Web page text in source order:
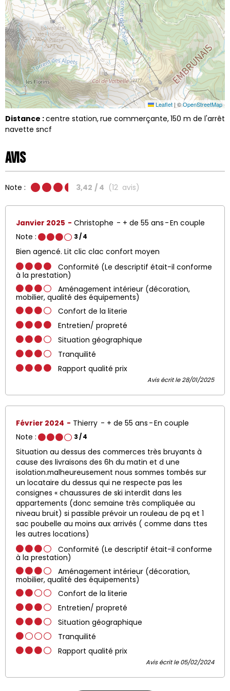
Leaflet | ©OpenStreetMap
Distance :centre station rue commerçante 150 m de l'arrêt
navette sncf
Avis
Note : 3,42 / 4 (12 avis)
Janvier 2025 Christophe + de 55 ans
En couple
Note :
3/ 4
Bien agencé. Lit clic clac confort moyen
Conformité (Le descriptif était-il conforme
à la prestation)
Aménagement intérieur (décoration,
mobilier, qualité des équipements)
Confort de la literie
Entretien/ propreté
Situation géographique
Tranquilité
Rapport qualité prix
Avis écrit le 28/01/2025
Février 2024 Thierry + de 55 ans
En couple
Note :
3/ 4
Situation au dessus des commerces très bruyants à
cause des livraisons des 6h du matin et d une
isolation.malheureusement nous sommes tombés sur
un locataire du dessus qui ne respecte pas les
consignes « chaussures de ski interdit dans les
appartements (donc semaine très compliquée au
niveau bruit) si passible prévoir un rouleau de pq et 1
sac poubelle au moins aux arrivés ( comme dans ttes
les autres locations)
Conformité (Le descriptif était-il conforme
à la prestation)
Aménagement intérieur (décoration,
mobilier, qualité des équipements)
Confort de la literie
Entretien/ propreté
Situation géographique
Tranquilité
Rapport qualité prix
Avis écrit le 05/02/2024